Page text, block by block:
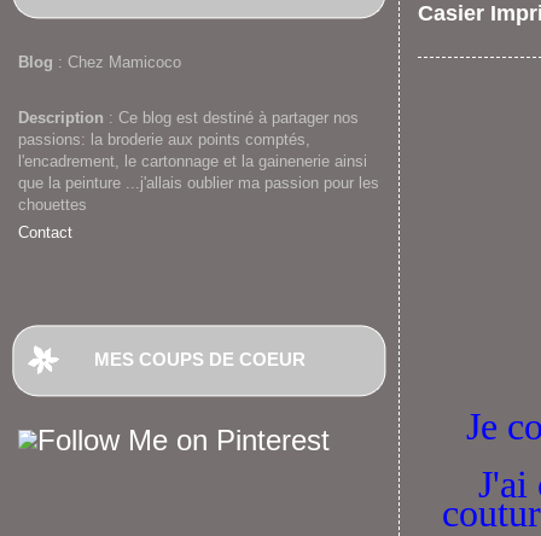
Blog : Chez Mamicoco
Description : Ce blog est destiné à partager nos
passions: la broderie aux points comptés,
l'encadrement, le cartonnage et la gainenerie ainsi
que la peinture ...j'allais oublier ma passion pour les
chouettes
Contact
MES COUPS DE COEUR
Casier
Je
J'ai